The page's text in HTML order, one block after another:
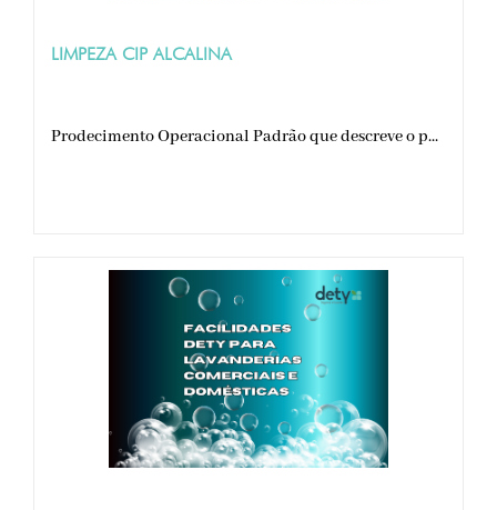
LIMPEZA CIP ALCALINA
Prodecimento Operacional Padrão que descreve o p...